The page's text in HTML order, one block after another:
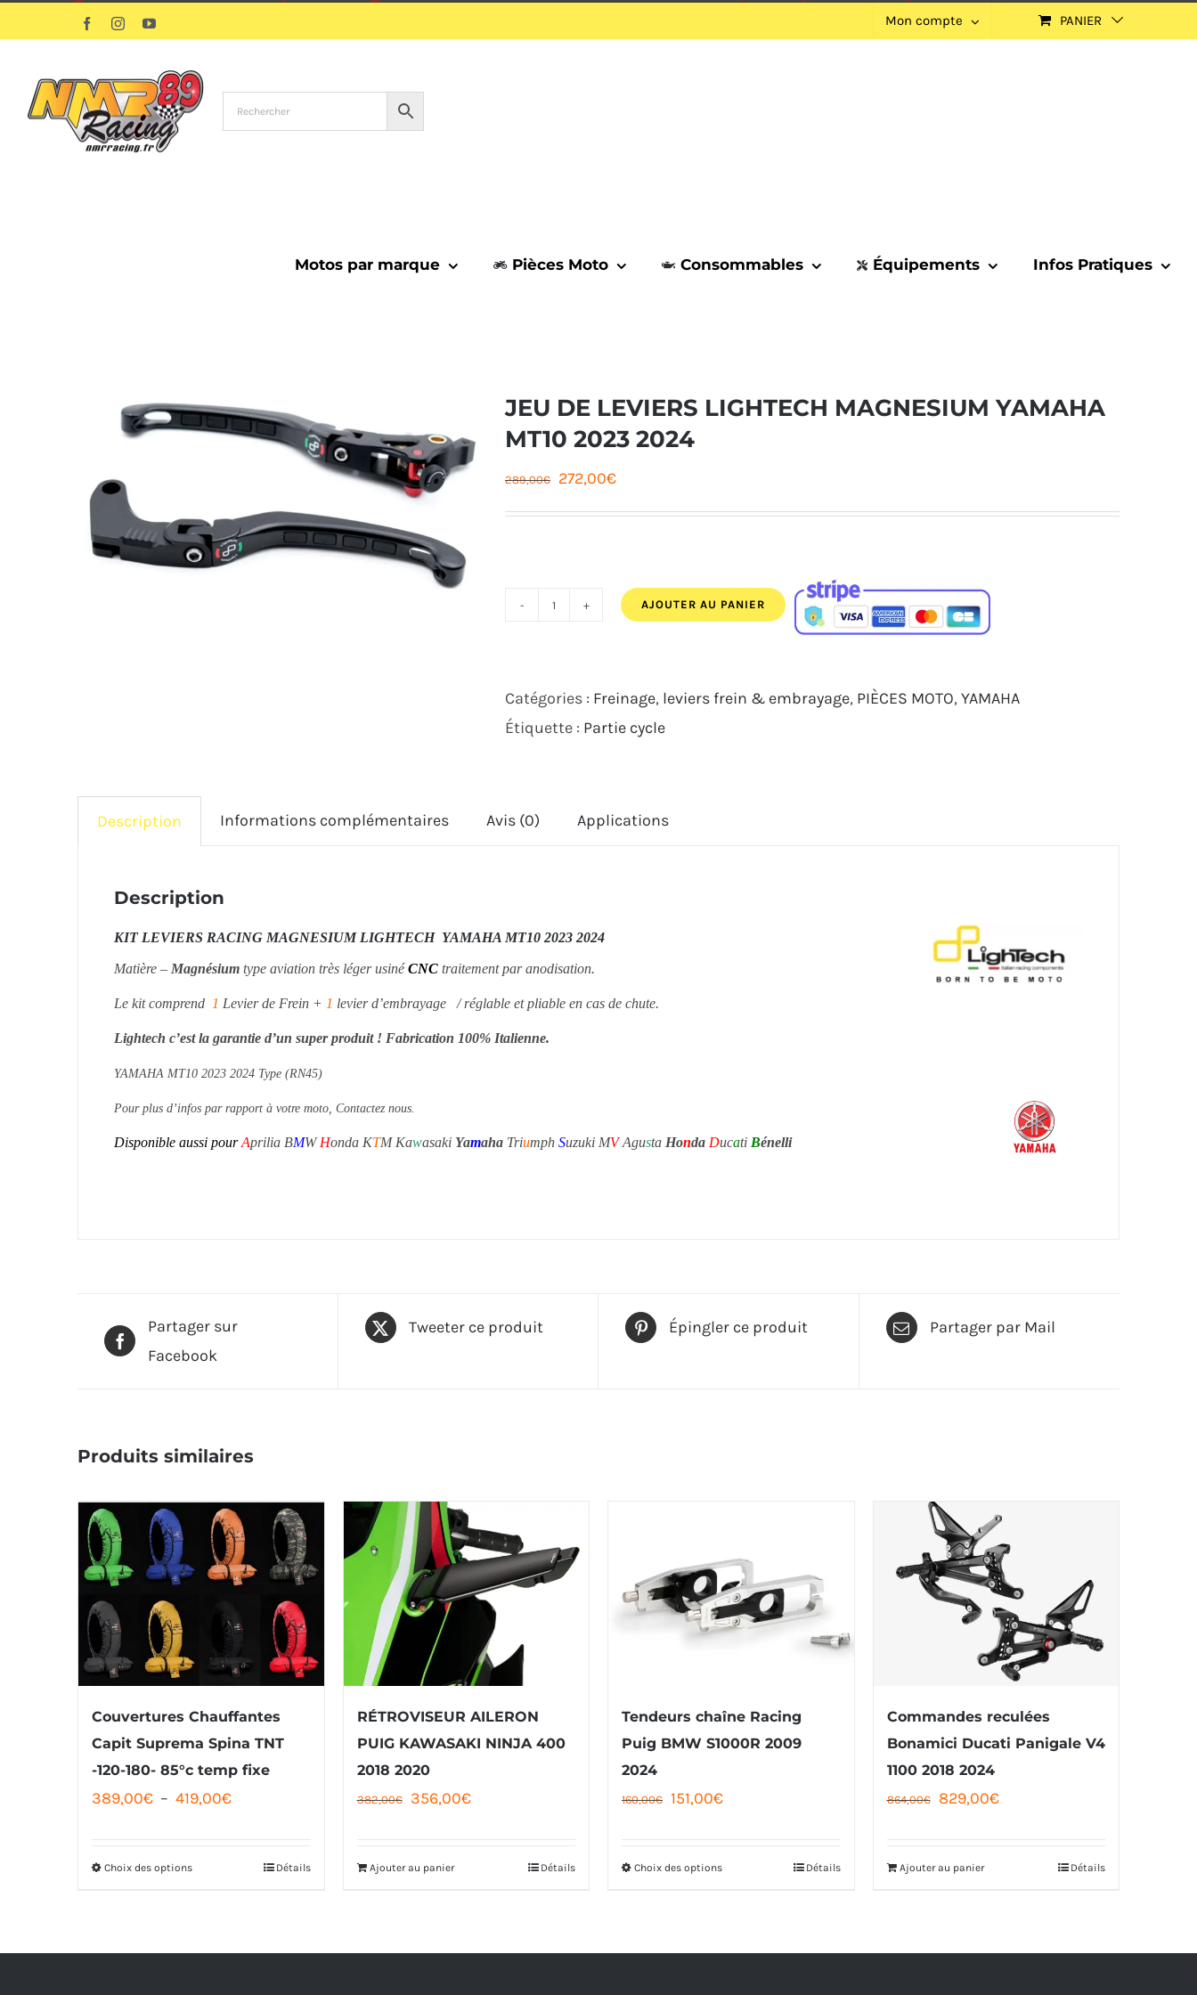
1 septembre.
au
FacebookInstagramYouTube Mon compte PANIER
Motos par marque Pièces Moto Consommables Équipements Infos Pratiques
JEU DE LEVIERS LIGHTECH MAGNESIUM YAMAHA
MT10 2023 2024
289,00€
Le
272,00€Le
272,00€.
quantité
DE
LEVIERS
YAMAHA
AJOUTER AU PANIER
Catégories : Freinage leviers frein & embrayage PIÈCES MOTO YAMAHA
Étiquette : Partie cycle
Description Informations complémentaires Avis (0) Applications
Description
KIT LEVIERS RACING MAGNESIUM LIGHTECH YAMAHA MT10 2023 2024
Matière – Magnésium type aviation très léger usinéCNC traitement par anodisation.
Le kit comprend 1 Levier de Frein + 1 levier d’embrayage / réglable et pliable en cas de chute.
Lightech c’est la garantie d’un super produit ! Fabrication 100% Italienne.
YAMAHA MT10 2023 2024 Type (RN45)
Pour plus d’infos par rapport à votre moto, Contactez nous.
Disponible aussi pour Aprilia BMWHonda KTM Kawasaki Yamaha Triumph Suzuki MVAgusta Honda Ducati Bénelli
Partager sur
Facebook
Tweeter ce produit Épingler ce produit Partager par Mail
Produits similaires
Couvertures Chauffantes
Capit Suprema Spina TNT
-120-180- 85°c temp fixe
389,00€ – 419,00€Plage
Choix des optionsCe
plusieurs
Détails
RÉTROVISEUR AILERON
PUIG KAWASAKI NINJA 400
2018 2020
382,00€
Le
356,00€Le
Ajouter au panier Détails
Tendeurs chaîne Racing
Puig BMW S1000R 2009
2024
160,00€ Le
151,00€Le
Choix des optionsCe
plusieurs
Détails
Commandes reculées
Bonamici Ducati Panigale V4
1100 2018 2024
864,00€
Le
829,00€Le
Ajouter au panier Détails